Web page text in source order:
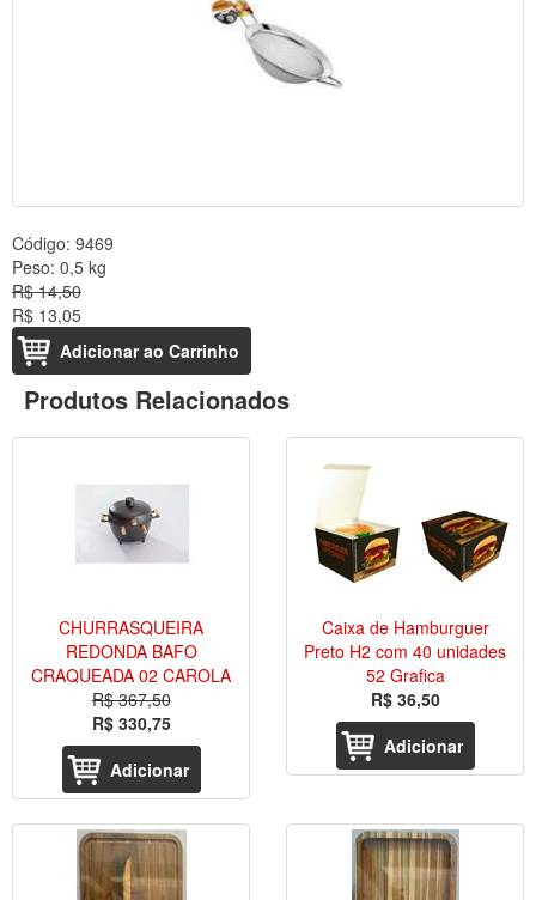
Código: 9469
Peso: 0,5 kg
R$ 14,50
R$ 13,05
Adicionar ao Carrinho
Produtos Relacionados
CHURRASQUEIRA
REDONDA BAFO
CRAQUEADA 02 CAROLA
R$ 367,50
R$ 330,75
Adicionar
Caixa de Hamburguer
Preto H2 com 40 unidades
52 Grafica
R$ 36,50
Adicionar